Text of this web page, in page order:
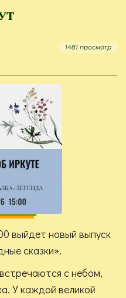
1481 просмотр
выйдет новый выпуск
сказки».
с небом,
У каждой великой